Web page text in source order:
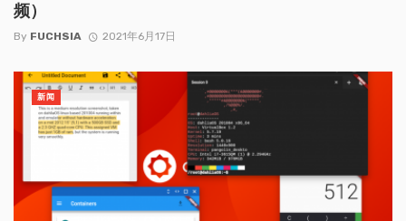
频）
By FUCHSIA 2021年6月17日
新闻